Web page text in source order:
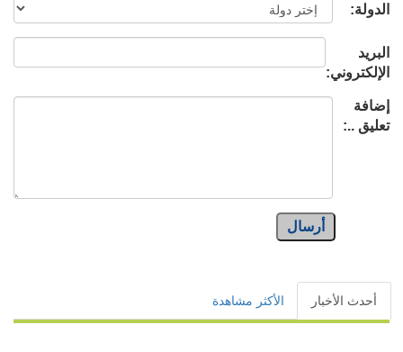
الدولة:
البريد
الإلكتروني:
إضافة
تعليق ..:
أرسال
أحدث الأخبار الأكثر مشاهدة